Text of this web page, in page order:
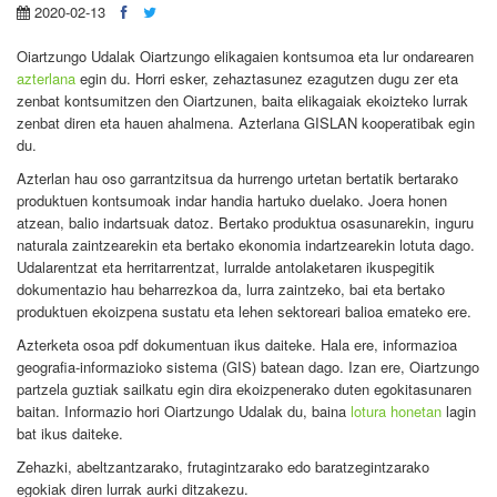
2020-02-13
Oiartzungo Udalak Oiartzungo elikagaien kontsumoa eta lur ondarearen
azterlana egin du. Horri esker, zehaztasunez ezagutzen dugu zer eta
zenbat kontsumitzen den Oiartzunen, baita elikagaiak ekoizteko lurrak
zenbat diren eta hauen ahalmena. Azterlana GISLAN kooperatibak egin
du.
Azterlan hau oso garrantzitsua da hurrengo urtetan bertatik bertarako
produktuen kontsumoak indar handia hartuko duelako. Joera honen
atzean, balio indartsuak datoz. Bertako produktua osasunarekin, inguru
naturala zaintzearekin eta bertako ekonomia indartzearekin lotuta dago.
Udalarentzat eta herritarrentzat, lurralde antolaketaren ikuspegitik
dokumentazio hau beharrezkoa da, lurra zaintzeko, bai eta bertako
produktuen ekoizpena sustatu eta lehen sektoreari balioa emateko ere.
Azterketa osoa pdf dokumentuan ikus daiteke. Hala ere, informazioa
geografia-informazioko sistema (GIS) batean dago. Izan ere, Oiartzungo
partzela guztiak sailkatu egin dira ekoizpenerako duten egokitasunaren
baitan. Informazio hori Oiartzungo Udalak du, baina lotura honetan lagin
bat ikus daiteke.
Zehazki, abeltzantzarako, frutagintzarako edo baratzegintzarako
egokiak diren lurrak aurki ditzakezu.